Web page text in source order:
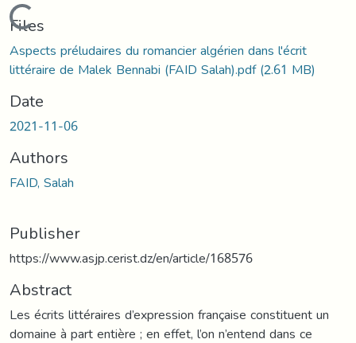
Loading...
Files
Aspects préludaires du romancier algérien dans l'écrit
littéraire de Malek Bennabi (FAID Salah).pdf(2.61 MB)
Date
2021-11-06
Authors
FAID, Salah
Publisher
https://www.asjp.cerist.dz/en/article/168576
Abstract
Les écrits littéraires d’expression française constituent un
domaine à part entière ; en effet, l’on n’entend dans ce